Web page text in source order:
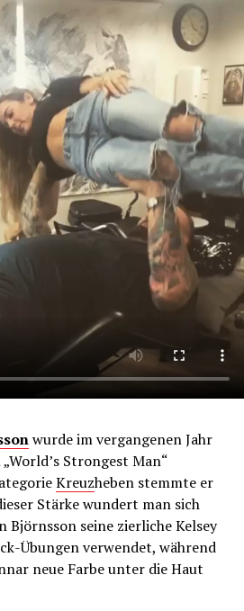
wurde im vergangenen Jahr
Strongest Man“
Kreuzheben stemmte er
Stärke wundert man sich
Björnsson seine zierliche Kelsey
Übungen verwendet, während
neue Farbe unter die Haut